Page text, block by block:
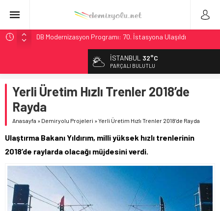
DB Modernizasyon Programı: 70. İstasyona Ulaşıldı
GB Railfreight İngiltere’de Lider, Class 99’lar 2026’da Yolda
İngiltere Demiryolunda Tarihi Entegrasyon: GBR Anglia
Resmen Başladı
Malezya Havayolları, TGV ile 28 Fransız Şehrine Tek Bilet
Ukrayna’da Yolcu Trenine İHA Saldırısı: Zamanında Tahliye
İSTANBUL 32°C
PARÇALI BULUTLU
Yerli Üretim Hızlı Trenler 2018’de
Rayda
Anasayfa » Demiryolu Projeleri »Yerli Üretim Hızlı Trenler 2018’de Rayda
Ulaştırma Bakanı Yıldırım, milli yüksek hızlı trenlerinin
2018’de raylarda olacağı müjdesini verdi.